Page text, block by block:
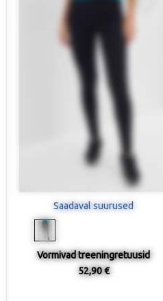
Saadaval suurused
Vormivad treeningretuusid
52,90 €